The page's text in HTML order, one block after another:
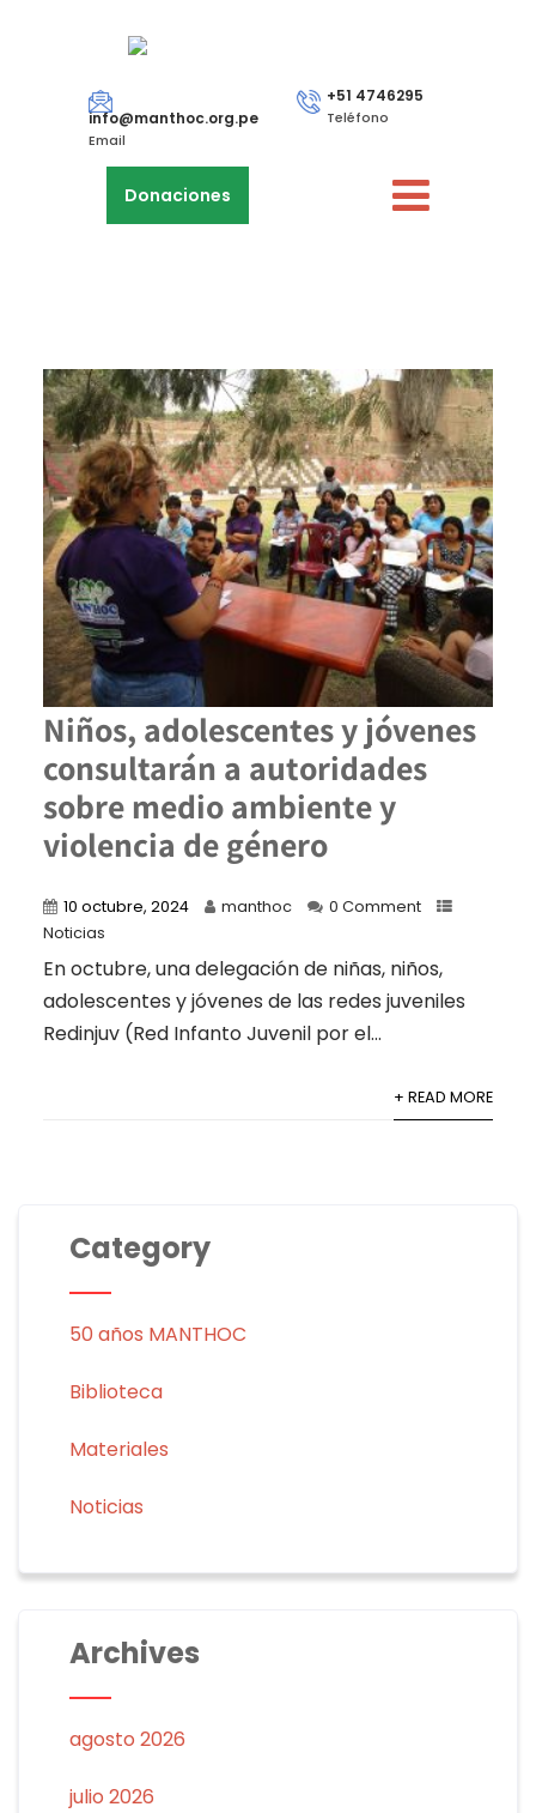
info@manthoc.org.pe
Email
+51 4746295
Teléfono
Donaciones
Niños, adolescentes y jóvenes
consultarán a autoridades
sobre medio ambiente y
violencia de género
10 octubre, 2024 manthoc
0 Comment
Noticias
En octubre, una delegación de niñas, niños,
adolescentes y jóvenes de las redes juveniles
Redinjuv (Red Infanto Juvenil por el...
+ READ MORE
Category
50 años MANTHOC
Biblioteca
Materiales
Noticias
Archives
agosto 2026
julio 2026